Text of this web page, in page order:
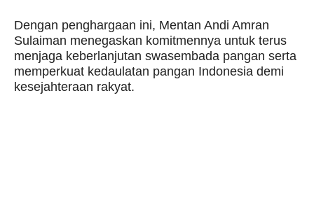
Dengan penghargaan ini, Mentan Andi Amran
Sulaiman menegaskan komitmennya untuk terus
menjaga keberlanjutan swasembada pangan serta
memperkuat kedaulatan pangan Indonesia demi
kesejahteraan rakyat.